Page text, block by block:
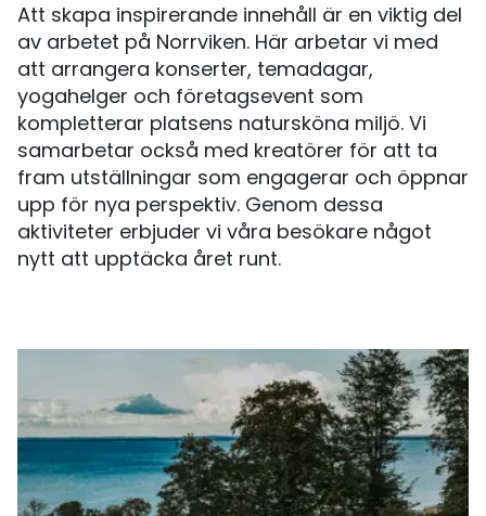
Att skapa inspirerande innehåll är en viktig del
av arbetet på Norrviken. Här arbetar vi med
att arrangera konserter, temadagar,
yogahelger och företagsevent som
kompletterar platsens natursköna miljö. Vi
samarbetar också med kreatörer för att ta
fram utställningar som engagerar och öppnar
upp för nya perspektiv. Genom dessa
aktiviteter erbjuder vi våra besökare något
nytt att upptäcka året runt.